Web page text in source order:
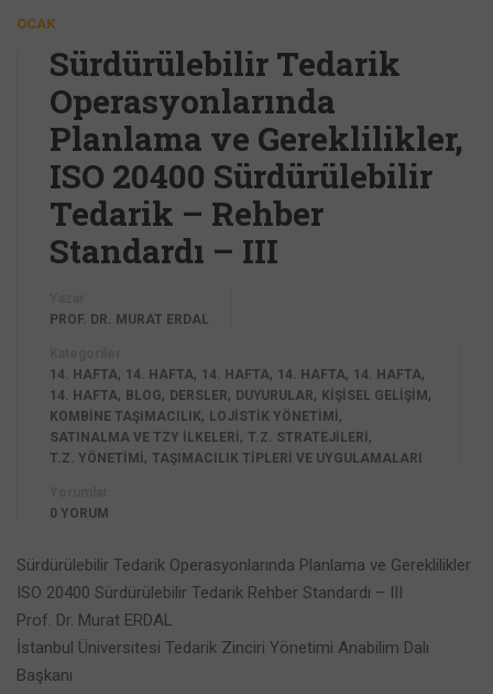
OCAK
Sürdürülebilir Tedarik
Operasyonlarında
Planlama ve Gereklilikler,
ISO 20400 Sürdürülebilir
Tedarik – Rehber
Standardı – III
PROF. DR. MURAT ERDAL
14. HAFTA, 14. HAFTA, 14. HAFTA, 14. HAFTA, 14. HAFTA,
14. HAFTA, BLOG, DERSLER, DUYURULAR, KİŞİSEL GELİŞİM ,
KOMBINE TAŞIMACILIK, LOJISTIK YÖNETIMI ,
SATINALMA VE TZY İLKELERI , T.Z. STRATEJILERI ,
T.Z. YÖNETIMI , TAŞIMACILIK TIPLERI VE UYGULAMALARI
0 YORUM
Sürdürülebilir Tedarik Operasyonlarında Planlama ve Gereklilikler
ISO 20400 Sürdürülebilir Tedarik Rehber Standardı – III
Prof. Dr. Murat ERDAL
İstanbul Üniversitesi Tedarik Zinciri Yönetimi Anabilim Dalı
Başkanı